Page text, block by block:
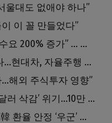
울대도 없애야 하나”
이 꼴 만들었다”
머스크 “메모리 생산 20% 늘 때 수요 200% 증가” … 반도체 매출 1조달러 눈 앞
엔비디아, ‘알파마요’ 빗장 풀었다…현대차, 자율주행 속도내나
…해외 주식투자 영향”
SSI 수급자 40만 명 ‘월 최대 331달러 삭감’ 위기…10만 명은 수급자격 상실
美, 엔화 방어하며 원화도 소환…韓 환율 안정 ‘우군’ 되나